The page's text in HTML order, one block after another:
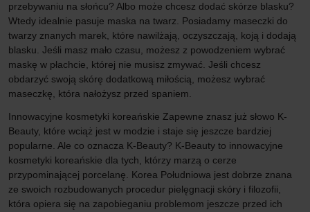
przebywaniu na słońcu? Albo może chcesz dodać skórze blasku?
Wtedy idealnie pasuje maska ​​na twarz. Posiadamy maseczki do
twarzy znanych marek, które nawilżają, oczyszczają, koją i dodają
blasku. Jeśli masz mało czasu, możesz z powodzeniem wybrać
maskę w płachcie, której nie musisz zmywać. Jeśli chcesz
obdarzyć swoją skórę dodatkową miłością, możesz wybrać
maseczkę, która nałożysz przed spaniem.
Innowacyjne kosmetyki koreańskie Zapewne znasz już słowo K-
Beauty, które wciąż jest w modzie i staje się jeszcze bardziej
popularne. Ale co oznacza K-Beauty? K-Beauty to innowacyjne
kosmetyki koreańskie dla tych, którzy marzą o cerze
przypominającej porcelanę. Korea Południowa jest dobrze znana
ze swoich rozbudowanych procedur pielęgnacji skóry i filozofii,
która opiera się na zapobieganiu problemom jeszcze przed ich